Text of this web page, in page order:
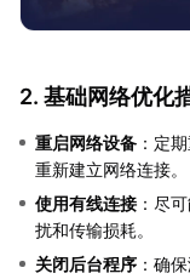
2. 基础网络优化
重启网络设备 ：定
重新建立网络连接。
使用有线连接 ：尽
扰和传输损耗。
关闭后台程序 ：确